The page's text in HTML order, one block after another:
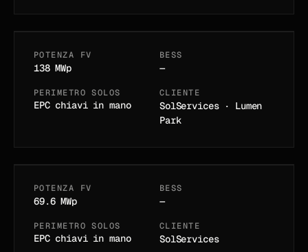
10/12 IN ESERCIZIO DAL 2022
POTENZA FV
138 MWp
BESS
—
PERIMETRO SOLOS
EPC chiavi in mano
CLIENTE
SolServices · Lumen
Park
11/12 IN ESERCIZIO DAL 2023
Parco solare
POTENZA FV
69.6 MWp
BESS
—
PERIMETRO SOLOS
EPC chiavi in mano
CLIENTE
SolServices
Parco solare
Mecklenburg